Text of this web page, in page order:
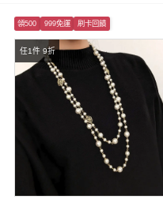
任1件 9折
領500 999免運 刷卡回饋